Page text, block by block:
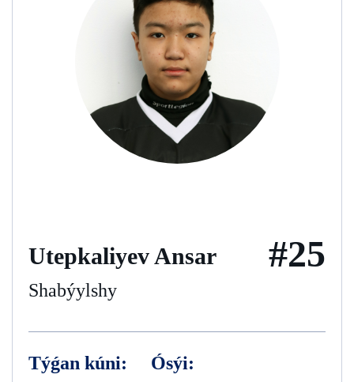
Utepkaliyev Ansar
Shabýylshy
#25
Týǵan kúni:
Ósýi: